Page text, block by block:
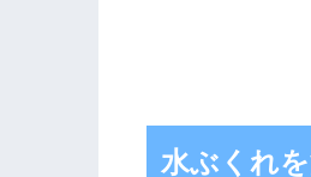
水ぶくれ